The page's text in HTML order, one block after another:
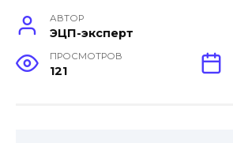
АВТОР
ЭЦП-эксперт
ПРОСМОТРОВ
121